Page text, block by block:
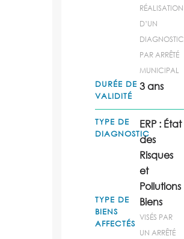
RÉALISATION
D’UN
DIAGNOSTIC
PAR ARRÊTÉ
MUNICIPAL
DURÉE DE
VALIDITÉ
3 ans
TYPE DE
DIAGNOSTIC
ERP : État
des
Risques
et
Pollutions
TYPE DE
BIENS
AFFECTÉS
Biens
VISÉS PAR
UN ARRÊTÉ